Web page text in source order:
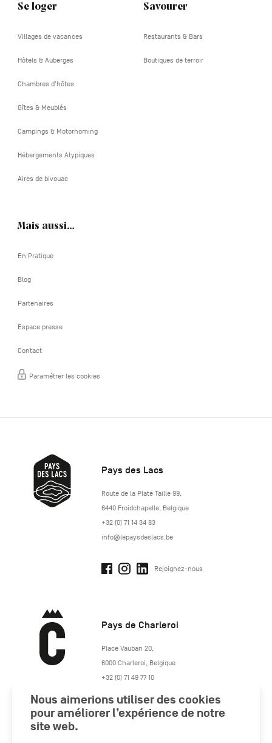
Se loger
Villages de vacances
Hôtels & Auberges
Chambres d'hôtes
Gîtes & Meublés
Campings & Motorhoming
Hébergements Atypiques
Aires de bivouac
Savourer
Restaurants & Bars
Boutiques de terroir
Mais aussi…
En Pratique
Blog
Partenaires
Espace presse
Contact
Paramétrer les cookies
Pays des Lacs
http://www.lepaysdeslacs.be/
Route de la Plate Taille 99,
6440 Froidchapelle, Belgique
+32 (0) 71 14 34 83
info@lepaysdeslacs.be
Rejoignez-nous
Pays de Charleroi
https://www.paysdecharleroi.be/
Place Vauban 20,
6000 Charleroi, Belgique
+32 (0) 71 49 77 10
Nous aimerions utiliser des cookies
pour améliorer l’expérience de notre
site web.